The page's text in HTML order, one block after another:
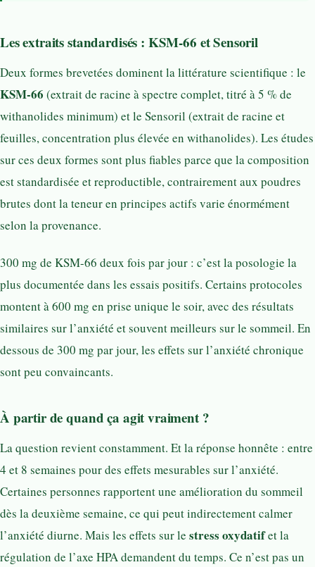
Les extraits standardisés : KSM-66 et Sensoril
Deux formes brevetées dominent la littérature scientifique : le
KSM-66 (extrait de racine à spectre complet, titré à 5 % de
withanolides minimum) et le Sensoril (extrait de racine et
feuilles, concentration plus élevée en withanolides). Les études
sur ces deux formes sont plus fiables parce que la composition
est standardisée et reproductible, contrairement aux poudres
brutes dont la teneur en principes actifs varie énormément
selon la provenance.
300 mg de KSM-66 deux fois par jour : c’est la posologie la
plus documentée dans les essais positifs. Certains protocoles
montent à 600 mg en prise unique le soir, avec des résultats
similaires sur l’anxiété et souvent meilleurs sur le sommeil. En
dessous de 300 mg par jour, les effets sur l’anxiété chronique
sont peu convaincants.
À partir de quand ça agit vraiment ?
La question revient constamment. Et la réponse honnête : entre
4 et 8 semaines pour des effets mesurables sur l’anxiété.
Certaines personnes rapportent une amélioration du sommeil
dès la deuxième semaine, ce qui peut indirectement calmer
l’anxiété diurne. Mais les effets sur le stress oxydatifet la
régulation de l’axe HPA demandent du temps. Ce n’est pas un